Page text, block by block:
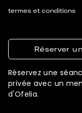
termes et conditions
Réserver
Réservez une
privée avec un
d'Ofelia.